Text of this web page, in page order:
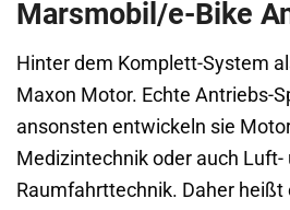
Marsmobil/e-Bike
Hinter dem Komplett-System
Maxon Motor. Echte Antriebs-
ansonsten entwickeln sie
Medizintechnik oder auch Luft-
Raumfahrttechnik. Daher heißt